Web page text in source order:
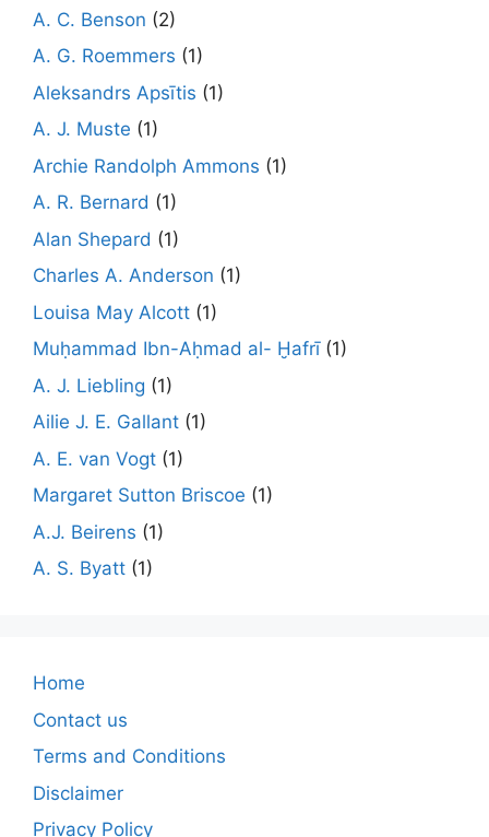
A. C. Benson (2)
A. G. Roemmers (1)
Aleksandrs Apsītis (1)
A. J. Muste (1)
Archie Randolph Ammons (1)
A. R. Bernard (1)
Alan Shepard (1)
Charles A. Anderson (1)
Louisa May Alcott (1)
Muḥammad Ibn-Aḥmad al- Ḫafrī(1)
A. J. Liebling (1)
Ailie J. E. Gallant (1)
A. E. van Vogt (1)
Margaret Sutton Briscoe (1)
A.J. Beirens (1)
A. S. Byatt (1)
Home
Contact us
Terms and Conditions
Disclaimer
Privacy Policy